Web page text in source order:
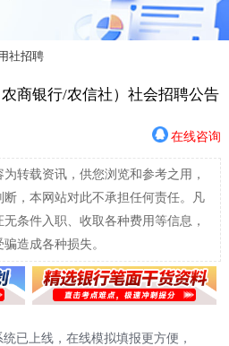
社招聘
商银行/农信社）社会招聘公告
在线咨询
转载资讯，供您浏览和参考之用，
，本网站对此不承担任何责任。凡
条件入职、收取各种费用等信息，
造成各种损失。
已上线，在线模拟填报更方便，